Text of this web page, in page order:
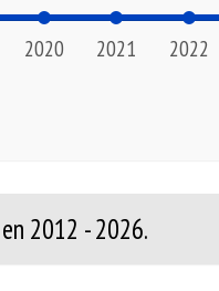
2020 2021 2022
en 2012 -2026.